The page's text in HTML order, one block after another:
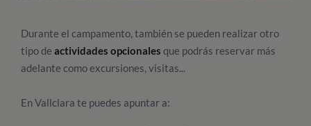
Durante el campamento, también se pueden realizar otro
tipo de actividades opcionales que podrás reservar más
adelante como excursiones, visitas...
En Vallclara te puedes apuntar a: